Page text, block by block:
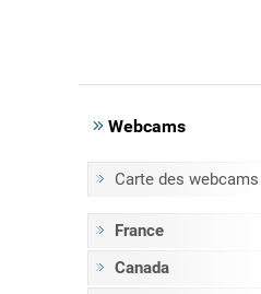
Webcams
Carte des webcams
France
Canada